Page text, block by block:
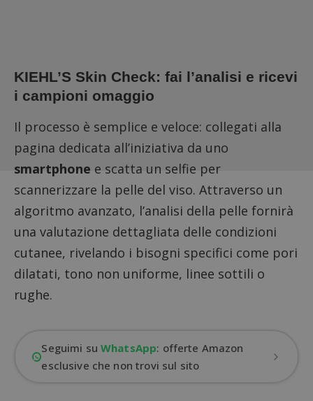
KIEHL’S Skin Check: fai l’analisi e ricevi
i campioni omaggio
Il processo è semplice e veloce: collegati alla
pagina dedicata all’iniziativa da uno
smartphone e scatta un selfie per
scannerizzare la pelle del viso. Attraverso un
algoritmo avanzato, l’analisi della pelle fornirà
una valutazione dettagliata delle condizioni
cutanee, rivelando i bisogni specifici come pori
dilatati, tono non uniforme, linee sottili o
rughe.
Seguimi suWhatsApp: offerte Amazon
esclusive che non trovi sul sito